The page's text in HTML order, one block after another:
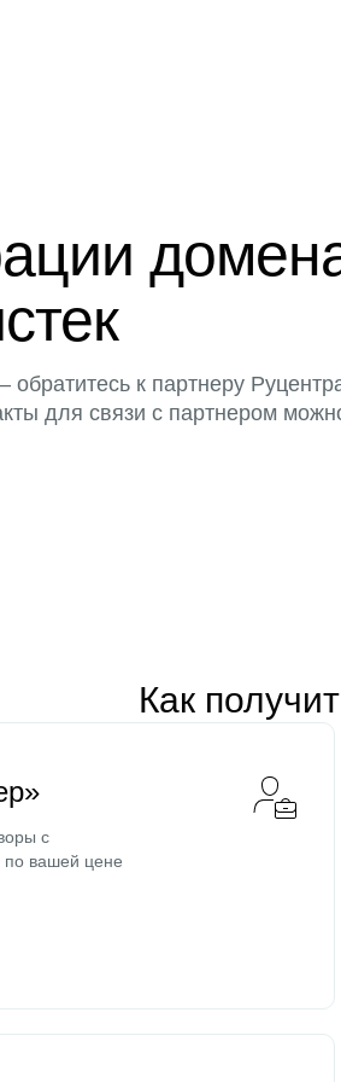
к партнеру
для связи с партнером
Как
с
по вашей цене